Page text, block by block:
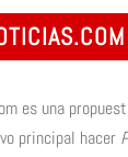
es una
principal hacer